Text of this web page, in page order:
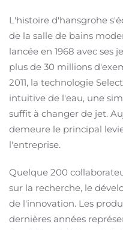
L'histoire d'hansgrohe
de la salle de bains
lancée en 1968 avec ses
plus de 30 millions
2011, la technologie
intuitive de l'eau, une
suffit à changer de jet.
demeure le principal
l'entreprise. ​
Quelque 200
sur la recherche, le
de l'innovation. Les
dernières années